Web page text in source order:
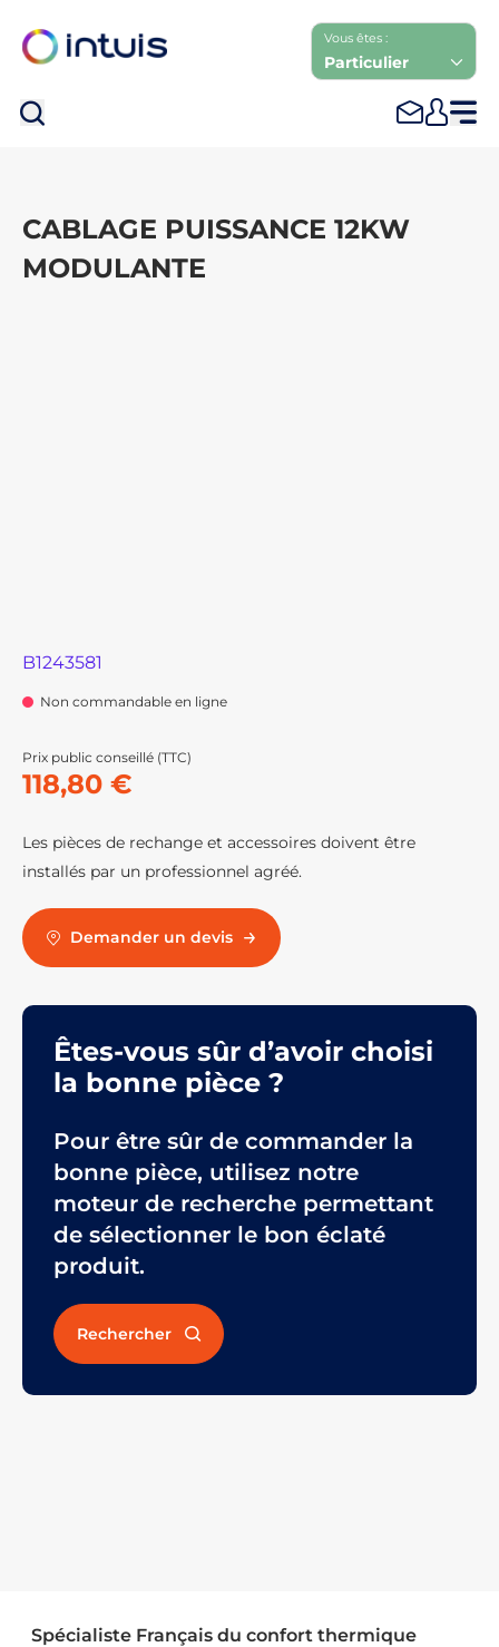
Vous êtes :
Particulier
CABLAGE PUISSANCE 12KW
MODULANTE
B1243581
Non commandable en ligne
Prix public conseillé (TTC)
118,80 €
Les pièces de rechange et accessoires doivent être
installés par un professionnel agréé.
Demander un devis
Êtes-vous sûr d’avoir choisi
la bonne pièce ?
Pour être sûr de commander la
bonne pièce, utilisez notre
moteur de recherche permettant
de sélectionner le bon éclaté
produit.
Rechercher
Spécialiste Français du confort thermique